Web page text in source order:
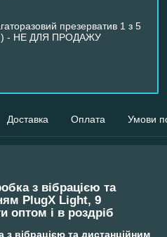
презерватив 1 з 5
- НЕ ДЛЯ ПРОДАЖУ
Доставка Оплата Умови
з вібрацією та
PlugX Light, 9
оптом і в роздріб
вібрацією та дистанційним